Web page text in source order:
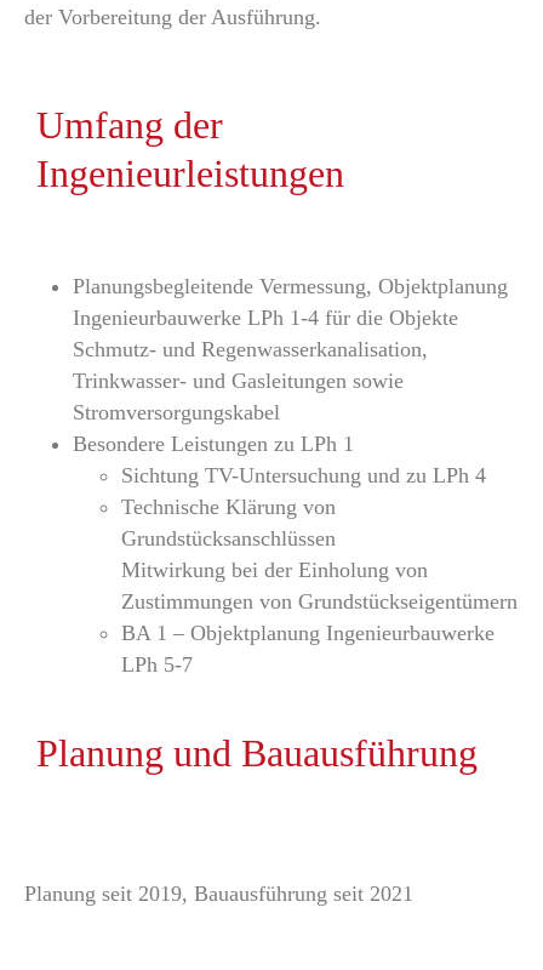
der Vorbereitung der Ausführung.
Umfang der
Ingenieurleistungen
Planungsbegleitende Vermessung, Objektplanung
Ingenieurbauwerke LPh 1-4 für die Objekte
Schmutz- und Regenwasserkanalisation,
Trinkwasser- und Gasleitungen sowie
Stromversorgungskabel
Besondere Leistungen zu LPh 1
Sichtung TV-Untersuchung und zu LPh 4
Technische Klärung von
Grundstücksanschlüssen
Mitwirkung bei der Einholung von
Zustimmungen von Grundstückseigentümern
BA 1 – Objektplanung Ingenieurbauwerke
LPh 5-7
Planung und Bauausführung
Planung seit 2019, Bauausführung seit 2021